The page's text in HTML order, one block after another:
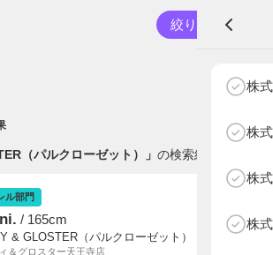
A
株
株
株
株
絞り込む
（パルクローゼット）」 の検索結果：
ル部門
/ 165cm
& GLOSTER（パルクローゼット）
＆グロスター天王寺店